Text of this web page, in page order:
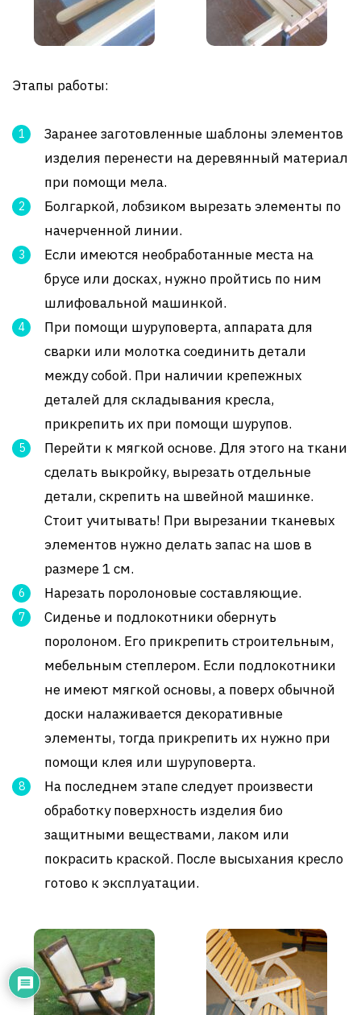
Этапы работы:
Заранее заготовленные шаблоны элементов
изделия перенести на деревянный материал
при помощи мела.
Болгаркой, лобзиком вырезать элементы по
начерченной линии.
Если имеются необработанные места на
брусе или досках, нужно пройтись по ним
шлифовальной машинкой.
При помощи шуруповерта, аппарата для
сварки или молотка соединить детали
между собой. При наличии крепежных
деталей для складывания кресла,
прикрепить их при помощи шурупов.
Перейти к мягкой основе. Для этого на ткани
сделать выкройку, вырезать отдельные
детали, скрепить на швейной машинке.
Стоит учитывать! При вырезании тканевых
элементов нужно делать запас на шов в
размере 1 см.
Нарезать поролоновые составляющие.
Сиденье и подлокотники обернуть
поролоном. Его прикрепить строительным,
мебельным степлером. Если подлокотники
не имеют мягкой основы, а поверх обычной
доски налаживается декоративные
элементы, тогда прикрепить их нужно при
помощи клея или шуруповерта.
На последнем этапе следует произвести
обработку поверхность изделия био
защитными веществами, лаком или
покрасить краской. После высыхания кресло
готово к эксплуатации.